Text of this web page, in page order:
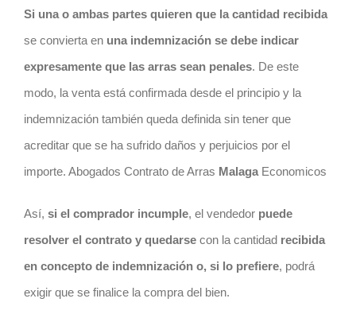
Si una o ambas partes quieren que la cantidad recibida
se convierta en una indemnización se debe indicar
expresamente que las arras sean penales. De este
modo, la venta está confirmada desde el principio y la
indemnización también queda definida sin tener que
acreditar que se ha sufrido daños y perjuicios por el
importe. Abogados Contrato de Arras Malaga Economicos
Así, si el comprador incumple, el vendedor puede
resolver el contratoy quedarsecon la cantidad recibida
en concepto de indemnización o, si lo prefiere, podrá
exigir que se finalice la compra del bien.